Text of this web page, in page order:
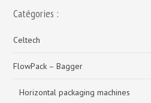
Catégories :
Celtech
FlowPack – Bagger
Horizontal packaging machines